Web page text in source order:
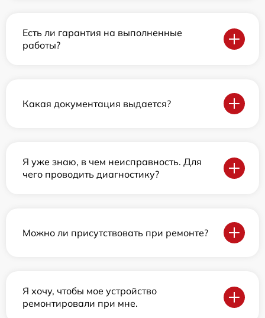
Есть ли гарантия на выполненные
работы?
Какая документация выдается?
Я уже знаю, в чем неисправность. Для
чего проводить диагностику?
Можно ли присутствовать при ремонте?
Я хочу, чтобы мое устройство
ремонтировали при мне.